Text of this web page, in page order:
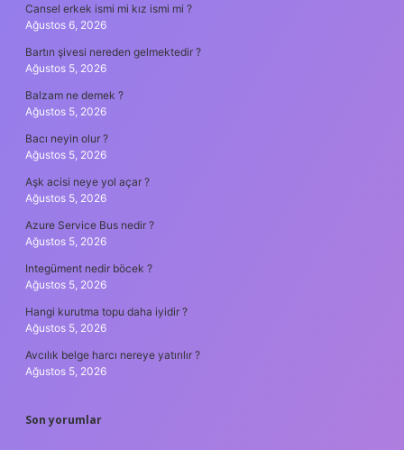
Cansel erkek ismi mi kız ismi mi ?
Ağustos 6, 2026
Bartın şivesi nereden gelmektedir ?
Ağustos 5, 2026
Balzam ne demek ?
Ağustos 5, 2026
Bacı neyin olur ?
Ağustos 5, 2026
Aşk acisi neye yol açar ?
Ağustos 5, 2026
Azure Service Bus nedir ?
Ağustos 5, 2026
Integüment nedir böcek ?
Ağustos 5, 2026
Hangi kurutma topu daha iyidir ?
Ağustos 5, 2026
Avcılık belge harcı nereye yatırılır ?
Ağustos 5, 2026
Son yorumlar